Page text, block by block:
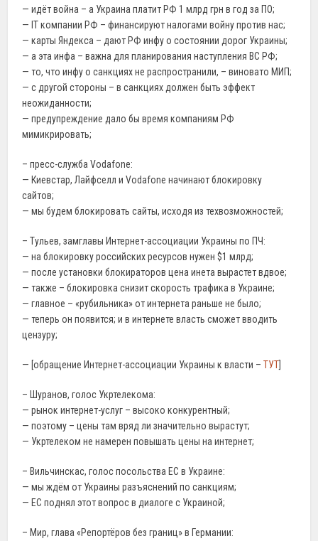
— идёт война – а Украина платит РФ 1 млрд грн в год за ПО;
— IT компании РФ – финансируют налогами войну против нас;
— карты Яндекса – дают РФ инфу о состоянии дорог Украины;
— а эта инфа – важна для планирования наступления ВС РФ;
— то, что инфу о санкциях не распространили, – виновато МИП;
— с другой стороны – в санкциях должен быть эффект
неожиданности;
— предупреждение дало бы время компаниям РФ
мимикрировать;
– пресс-служба Vodafone:
— Киевстар, Лайфселл и Vodafone начинают блокировку
сайтов;
— мы будем блокировать сайты, исходя из техвозможностей;
– Тульев, замглавы Интернет-ассоциации Украины по ПЧ:
— на блокировку российских ресурсов нужен $1 млрд;
— после установки блокираторов цена инета вырастет вдвое;
— также – блокировка снизит скорость трафика в Украине;
— главное – «рубильника» от интернета раньше не было;
— теперь он появится; и в интернете власть сможет вводить
цензуру;
— [обращение Интернет-ассоциации Украины к власти –ТУТ
– Шуранов, голос Укртелекома:
— рынок интернет-услуг – высоко конкурентный;
— поэтому – цены там вряд ли значительно вырастут;
— Укртелеком не намерен повышать цены на интернет;
– Вильчинскас, голос посольства ЕС в Украине:
— мы ждём от Украины разъяснений по санкциям;
— ЕС поднял этот вопрос в диалоге с Украиной;
– Мир, глава «Репортёров без границ» в Германии: